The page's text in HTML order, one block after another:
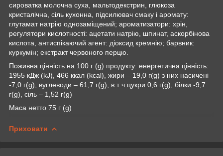
сироватка молочна суха, мальтодекстрин, глюкоза
кристалічна, сіль кухонна, підсилювач смаку і аромату:
глутамат натрію однозаміщений; ароматизатори: хрін,
регулятори кислотності: ацетати натрію, шпинат, аскорбінова
кислота, антиспікаючий агент: діоксид кремнію; барвник:
куркумін; екстракт червоного перцю.
Поживна цінність на 100 г (g) продукту: енергетична цінність:
1955 кДж (kJ), 466 ккал (kcal), жири – 19,0 г(g) з них насичені
-7,0 г(g), вуглеводи – 61,7 г(g), в т ч цукри 0,6 г(g), білки -9,7
г(g), сіль – 1,52 г(g)
Маса нетто 75 г (g)
Приховати